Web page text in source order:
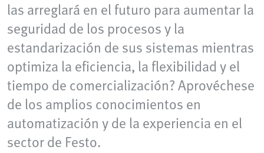
las arreglará en el futuro para aumentar la
seguridad de los procesos y la
estandarización de sus sistemas mientras
optimiza la eficiencia, la flexibilidad y el
tiempo de comercialización? Aprovéchese
de los amplios conocimientos en
automatización y de la experiencia en el
sector de Festo.